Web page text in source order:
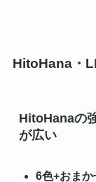
HitoHana・
HitoHanaの
が広い
6色+おま